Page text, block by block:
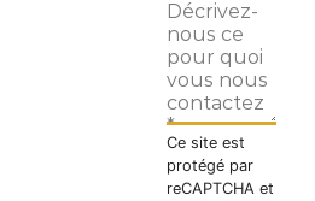
Ce site est
protégé par
reCAPTCHA et